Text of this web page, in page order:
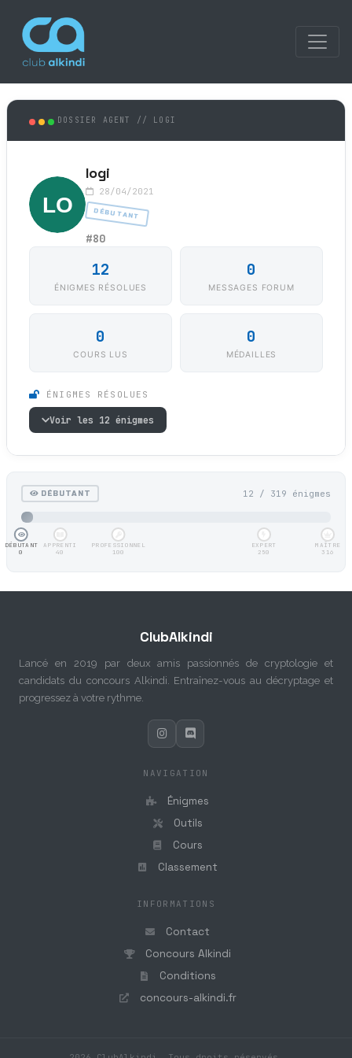
DOSSIER AGENT // LOGI
logi
28/04/2021
DÉBUTANT
#80
12
ÉNIGMES RÉSOLUES
0
MESSAGES FORUM
0
COURS LUS
0
MÉDAILLES
ÉNIGMES RÉSOLUES
Voir les 12 énigmes
DÉBUTANT 12 / 319 énigmes
DÉBUTANT
0
APPRENTI
40
PROFESSIONNEL
100
EXPERT
250
MAÎTRE
316
ClubAlkindi
Lancé en 2019 par deux amis passionnés de cryptologie et
candidats du concours Alkindi. Entraînez-vous au décryptage et
progressez à votre rythme.
NAVIGATION
Énigmes
Outils
Cours
Classement
INFORMATIONS
Contact
Concours Alkindi
Conditions
concours-alkindi.fr